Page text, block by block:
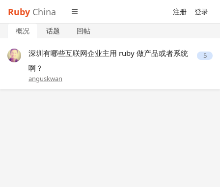
Ruby China 注册 登录
概况 话题 回帖
深圳有哪些互联网企业主用 ruby 做产品或者系统
啊？
anguskwan
5